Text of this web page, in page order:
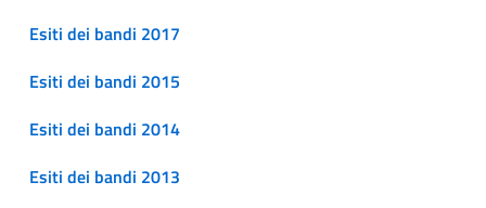
Esiti dei bandi 2017
Esiti dei bandi 2015
Esiti dei bandi 2014
Esiti dei bandi 2013